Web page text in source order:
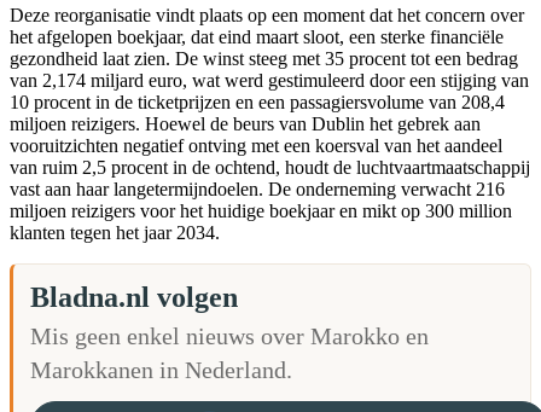
Deze reorganisatie vindt plaats op een moment dat het concern over
het afgelopen boekjaar, dat eind maart sloot, een sterke financiële
gezondheid laat zien. De winst steeg met 35 procent tot een bedrag
van 2,174 miljard euro, wat werd gestimuleerd door een stijging van
10 procent in de ticketprijzen en een passagiersvolume van 208,4
miljoen reizigers. Hoewel de beurs van Dublin het gebrek aan
vooruitzichten negatief ontving met een koersval van het aandeel
van ruim 2,5 procent in de ochtend, houdt de luchtvaartmaatschappij
vast aan haar langetermijndoelen. De onderneming verwacht 216
miljoen reizigers voor het huidige boekjaar en mikt op 300 million
klanten tegen het jaar 2034.
Bladna.nl volgen
Mis geen enkel nieuws over Marokko en
Marokkanen in Nederland.